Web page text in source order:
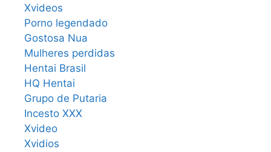
Xvideos
Porno legendado
Gostosa Nua
Mulheres perdidas
Hentai Brasil
HQ Hentai
Grupo de Putaria
Incesto XXX
Xvideo
Xvidios